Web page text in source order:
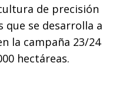
de precisión
se desarrolla a
la campaña 23/24
hectáreas.